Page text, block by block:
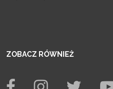
ZOBACZ RÓWNIEŻ